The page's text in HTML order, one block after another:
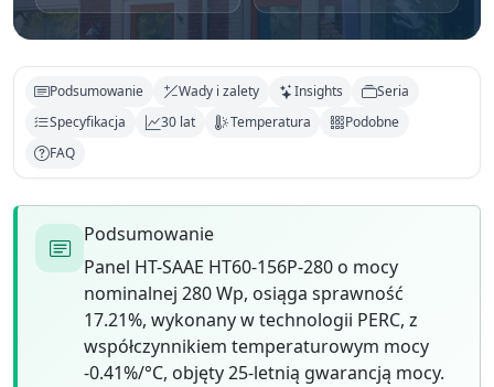
Podsumowanie Wady i zalety Insights
Seria
Specyfikacja
30 lat Temperatura
Podobne
FAQ
Podsumowanie
Panel HT-SAAE HT60-156P-280 o mocy
nominalnej 280 Wp, osiąga sprawność
17.21%, wykonany w technologii PERC, z
współczynnikiem temperaturowym mocy
-0.41%/°C, objęty 25-letnią gwarancją mocy.